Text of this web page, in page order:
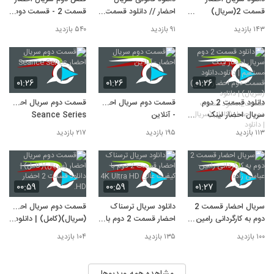
10
1080p,
قسمت 2(سریال)
(احضار)| دانلود سریال
احضار قسمت دوم
۱۴۳ بازدید
احضار // دانلود قسمت
یکم سریال احضار
۹۱ بازدید
قسمت 2 - قسمت دوم
سریال احضار
۵۴۰ بازدید
۰۱:۲۶
دانلود قسمت 2 دوم
سریال احضار لينک
مستقيم | دانلود،دانلود
قسمت دوم احضار
(کامل)(سریال) | دانلود
قسمت2،دانلود قسمت
دوم احضار (کامل)
(سریال) | دانلود
۱۱۳ بازدید
۰۱:۲۶
قسمت دوم سریال احضار
- آنلاین
۱۹۵ بازدید
۰۱:۲۶
قسمت دوم سریال احضار
Seance Series
۲۱۷ بازدید
۰۱:۲۷
سریال احضار قسمت 2
دوم به کارگردانی رامین
عباسی زاده۱۰۰ بازدید
۰۰:۵۹
دانلود سریال ترسناک
احضار قسمت 2 دوم با
۱۳۵ بازدید
۰۰:۵۹
قسمت دوم سریال احضار
(سریال)(کامل) | دانلود
قسمت 2 احضار HD.
۱۰۴ بازدید